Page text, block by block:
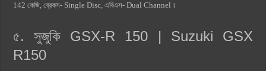
142 কেজি, ব্রেকস- Single Disc, এবিএস- Dual Channel।
৫. সুজুকি GSX-R 150 | Suzuki GSX
R150